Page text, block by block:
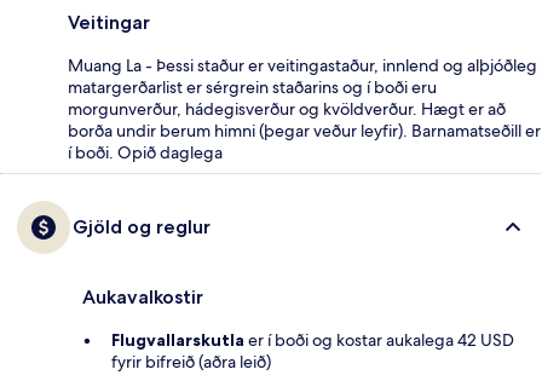
Veitingar
Muang La - Þessi staður er veitingastaður, innlend og alþjóðleg
matargerðarlist er sérgrein staðarins og í boði eru
morgunverður, hádegisverður og kvöldverður. Hægt er að
borða undir berum himni (þegar veður leyfir). Barnamatseðill er
í boði. Opið daglega
Gjöld og reglur
Aukavalkostir
Flugvallarskutla er í boði og kostar aukalega 42 USD
fyrir bifreið (aðra leið)